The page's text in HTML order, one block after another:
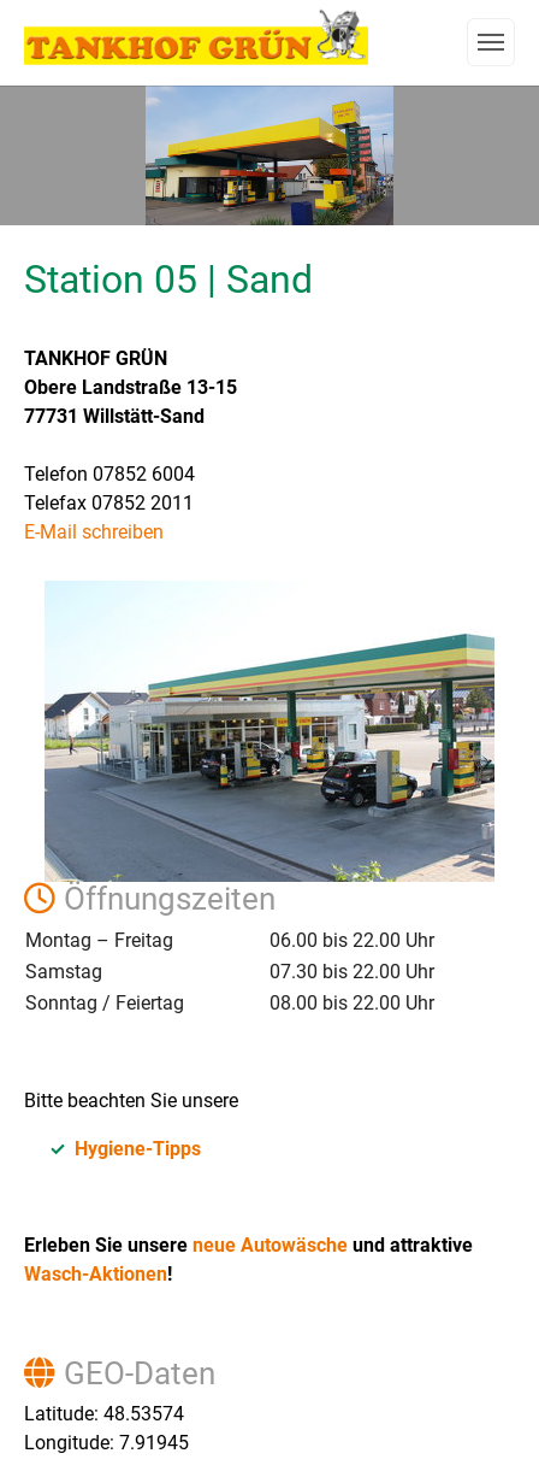
Station 05 | Sand
TANKHOF GRÜN
Obere Landstraße 13-15
77731 Willstätt-Sand
Telefon 07852 6004
Telefax 07852 2011
E-Mail schreiben
Öffnungszeiten
Montag – Freitag
06.00 bis 22.00 Uhr
Samstag
07.30 bis 22.00 Uhr
Sonntag / Feiertag
08.00 bis 22.00 Uhr
Bitte beachten Sie unsere
Hygiene-Tipps
Erleben Sie unsere neue Autowäsche und attraktive
Wasch-Aktionen!
GEO-Daten
Latitude: 48.53574
Longitude: 7.91945